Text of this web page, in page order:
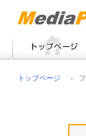
トップページ